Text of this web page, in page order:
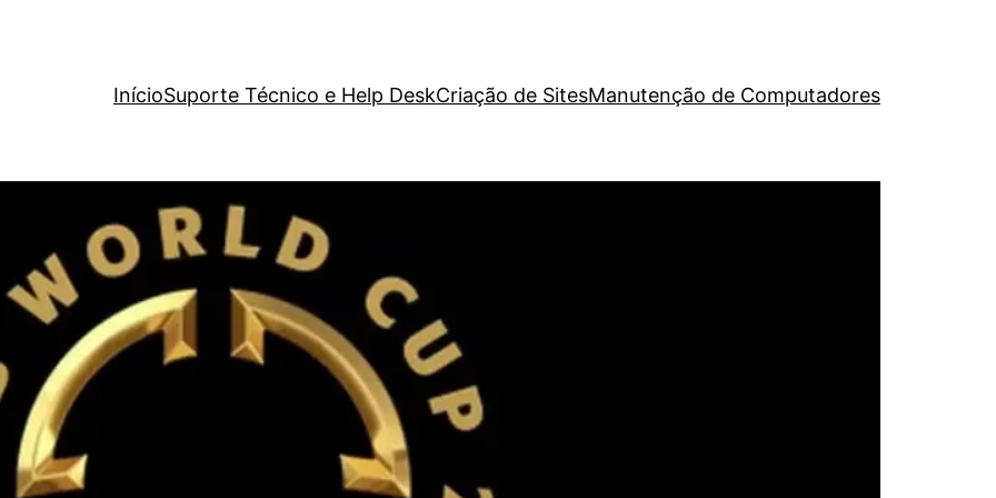
InícioSuporte Técnico e Help DeskCriação de SitesManutenção de Computadores